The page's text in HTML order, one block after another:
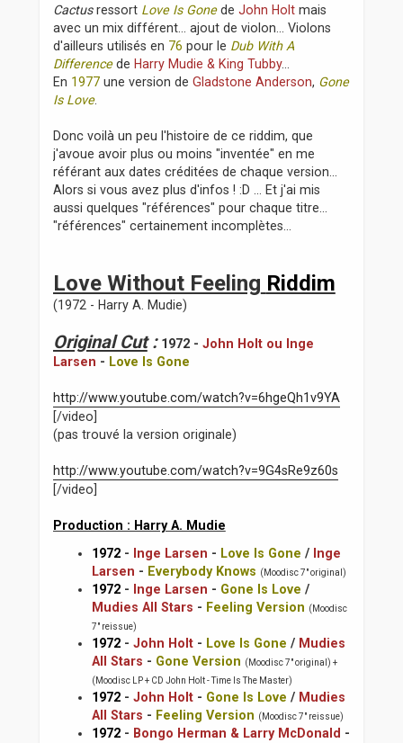
Cactusressort Love Is Gonede John Holt mais
avec un mix différent... ajout de violon... Violons
d'ailleurs utilisés en 76 pour le Dub With A
Differencede Harry Mudie & King Tubby...
En 1977une version de Gladstone Anderson, Gone
Is Love.
Donc voilà un peu l'histoire de ce riddim, que
j'avoue avoir plus ou moins "inventée" en me
référant aux dates créditées de chaque version...
Alors si vous avez plus d'infos ! :D ... Et j'ai mis
aussi quelques "références" pour chaque titre...
"références" certainement incomplètes...
Love Without Feeling Riddim
(1972 - Harry A. Mudie)
Original Cut: 1972 - John Holt ou Inge
Larsen - Love Is Gone
http://www.youtube.com/watch?v=6hgeQh1v9YA
[/video]
(pas trouvé la version originale)
http://www.youtube.com/watch?v=9G4sRe9z60s
[/video]
Production : Harry A. Mudie
1972- Inge Larsen - Love Is Gone / Inge
Larsen - Everybody Knows (Moodisc 7" original)
1972- Inge Larsen - Gone Is Love /
Mudies All Stars - Feeling Version (Moodisc
7" reissue)
1972- John Holt- Love Is Gone / Mudies
All Stars - Gone Version (Moodisc 7" original) +
(Moodisc LP + CD John Holt - Time Is The Master)
1972- John Holt- Gone Is Love / Mudies
All Stars - Feeling Version (Moodisc 7" reissue)
1972- Bongo Herman & Larry McDonald -